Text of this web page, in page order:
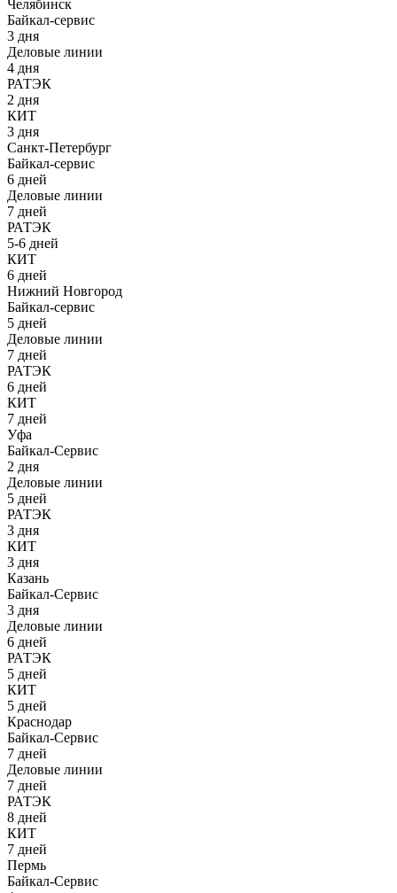
Челябинск
Байкал-сервис
3 дня
Деловые линии
4 дня
РАТЭК
2 дня
КИТ
3 дня
Санкт-Петербург
Байкал-сервис
6 дней
Деловые линии
7 дней
РАТЭК
5-6 дней
КИТ
6 дней
Нижний Новгород
Байкал-сервис
5 дней
Деловые линии
7 дней
РАТЭК
6 дней
КИТ
7 дней
Уфа
Байкал-Сервис
2 дня
Деловые линии
5 дней
РАТЭК
3 дня
КИТ
3 дня
Казань
Байкал-Сервис
3 дня
Деловые линии
6 дней
РАТЭК
5 дней
КИТ
5 дней
Краснодар
Байкал-Сервис
7 дней
Деловые линии
7 дней
РАТЭК
8 дней
КИТ
7 дней
Пермь
Байкал-Сервис